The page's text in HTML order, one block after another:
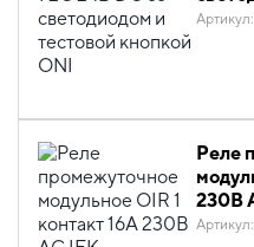
Артикул:
Реле
230В
Артикул: